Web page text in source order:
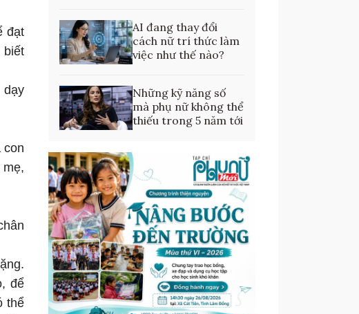
đạt
biết
dạy
con
để
thể
AI đang thay đổi
cách nữ trí thức làm
việc như thế nào?
Những kỹ năng số
mà phụ nữ không thể
thiếu trong 5 năm tới